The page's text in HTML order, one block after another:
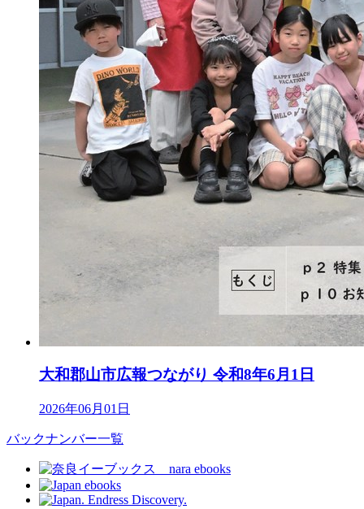
大和郡山市広報つながり 令和8年6月1日
2026年06月01日
バックナンバー一覧